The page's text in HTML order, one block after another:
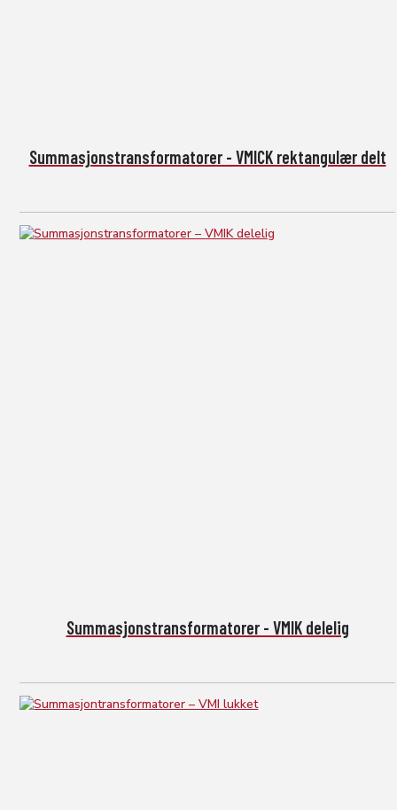
Summasjonstransformatorer - VMICK rektangulær delt
Summasjonstransformatorer - VMIK delelig